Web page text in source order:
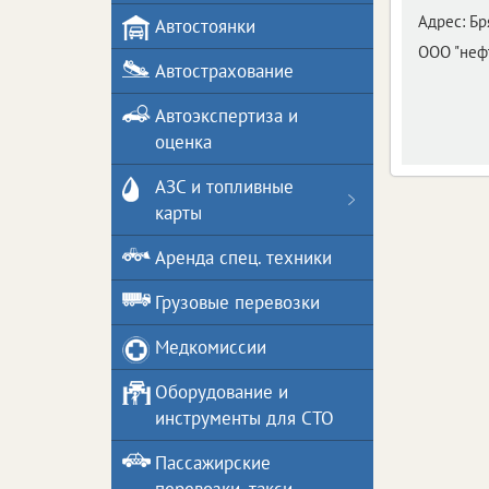
Адрес:
ООО
Автостоянки
Автострахование
Автоэкспертиза и
оценка
АЗС и топливные
карты
Аренда спец. техники
Грузовые перевозки
Медкомиссии
Оборудование и
инструменты для СТО
Пассажирские